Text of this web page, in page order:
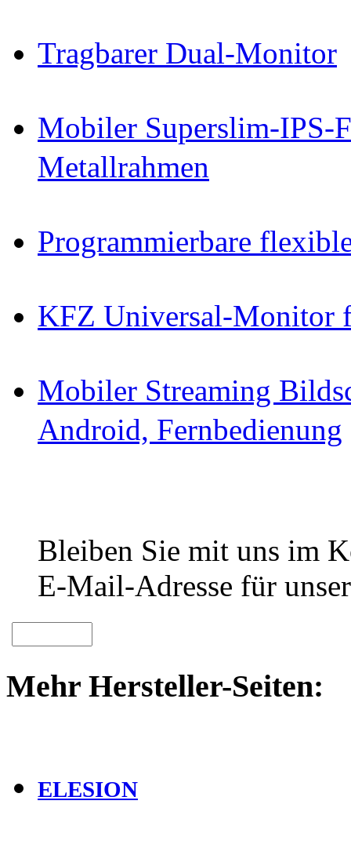
Tragbarer Dual-Monitor
Mobiler Superslim-
Metallrahmen
Programmierbare
KFZ Universal-Monitor
Mobiler Streaming
Android, Fernbedienung
Bleiben Sie mit uns im
E-Mail-Adresse für
Mehr Hersteller-Seiten:
ELESION